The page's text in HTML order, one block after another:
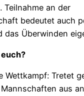
Teilnahme an der
bedeutet auch
das Überwinden
Wettkampf: Tretet
aus